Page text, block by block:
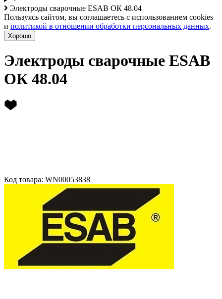
Электроды сварочные ESAB ОК 48.04
Пользуясь сайтом, вы соглашаетесь с использованием cookies
и политикой в отношении обработки персональных данных.
Хорошо
Электроды сварочные ESAB
ОК 48.04
Код товара: WN00053838